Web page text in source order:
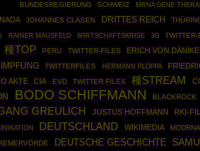
BUNDESREGIERUNG
SCHWEIZ MRNA GENE
JOHANNES CLASEN DRITTES REICH
RAINER MAUSFELD WIRTSCHAFTSKRISE 3G TWITTER-
種TOP PERU TWITTER-FILES ERICH VON
TWITTERFILES HERMANN PLOPPA
AKTE CIA EVD TWITTER FILES 種STREAM
BODO SCHIFFMANN BLACKROCK
GREULICH JUSTUS HOFFMANN RKI-
DEUTSCHLAND WIKIMEDIA
DEUTSCHE GESCHICHTE